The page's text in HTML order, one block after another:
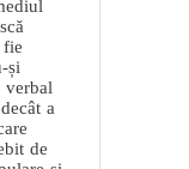
și
verbal
a
de